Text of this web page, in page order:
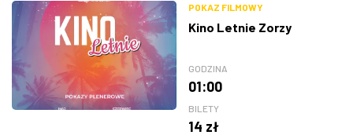
POKAZ FILMOWY
Kino Letnie Zorzy
GODZINA
01:00
BILETY
14 zł